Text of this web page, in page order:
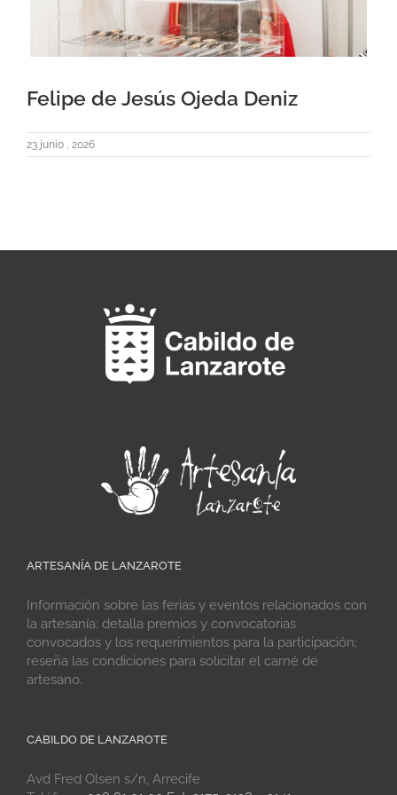
Felipe de Jesús Ojeda Deniz
23 junio , 2026
ARTESANÍA DE LANZAROTE
Información sobre las ferias y eventos relacionados con
la artesanía; detalla premios y convocatorias
convocados y los requerimientos para la participación;
reseña las condiciones para solicitar el carné de
artesano.
CABILDO DE LANZAROTE
Avd Fred Olsen s/n, Arrecife